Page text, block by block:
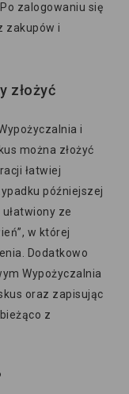
zalogowaniu się
zakupów i
złożyć
i
można złożyć
łatwiej
późniejszej
ze
w której
Dodatkowo
Wypożyczalnia
oraz zapisując
z